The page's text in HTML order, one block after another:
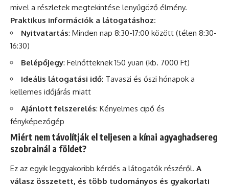
mivel a részletek megtekintése lenyűgöző élmény.
Praktikus információk a látogatáshoz:
Nyitvatartás: Minden nap 8:30-17:00 között (télen 8:30-
16:30)
Belépőjegy: Felnőtteknek 150 yuan (kb. 7000 Ft)
Ideális látogatási idő: Tavaszi és őszi hónapok a
kellemes időjárás miatt
Ajánlott felszerelés: Kényelmes cipő és
fényképezőgép
Miért nem távolítják el teljesen a kínai agyaghadsereg
szobrainál a földet?
Ez az egyik leggyakoribb kérdés a látogatók részéről. A
válasz összetett, és több tudományos és gyakorlati